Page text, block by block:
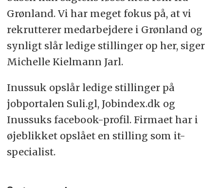
Grønland. Vi har meget fokus på, at vi
rekrutterer medarbejdere i Grønland og
synligt slår ledige stillinger op her, siger
Michelle Kielmann Jarl.
Inussuk opslår ledige stillinger på
jobportalen Suli.gl, Jobindex.dk og
Inussuks facebook-profil. Firmaet har i
øjeblikket opslået en stilling som it-
specialist.